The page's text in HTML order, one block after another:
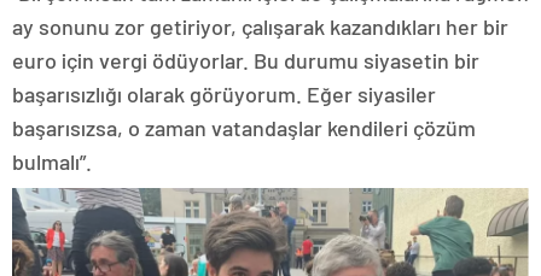
ay sonunu zor getiriyor, çalışarak kazandıkları her bir
euro için vergi ödüyorlar. Bu durumu siyasetin bir
başarısızlığı olarak görüyorum. Eğer siyasiler
başarısızsa, o zaman vatandaşlar kendileri çözüm
bulmalı”.